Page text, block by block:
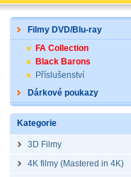
Filmy DVD/Blu-ray
FA Collection
Black Barons
Příslušenství
Dárkové poukazy
Kategorie
3D Filmy
4K filmy (Mastered in 4K)